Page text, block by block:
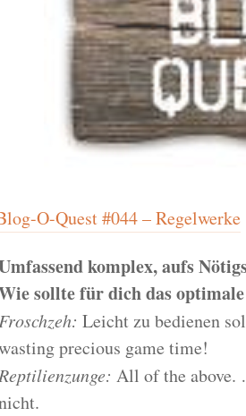
O-Quest #044 – Regelwerke
komplex, aufs
sollte für dich das optimale
Leicht zu bedienen
precious game time!
All of the above.